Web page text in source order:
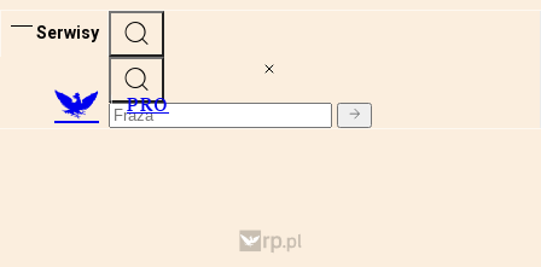
Serwisy
PRO